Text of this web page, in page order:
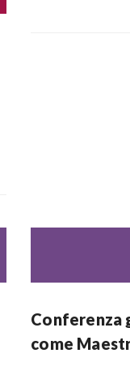
Conferenza
come